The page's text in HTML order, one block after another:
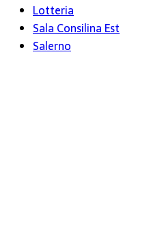
Lotteria
Sala Consilina Est
Salerno